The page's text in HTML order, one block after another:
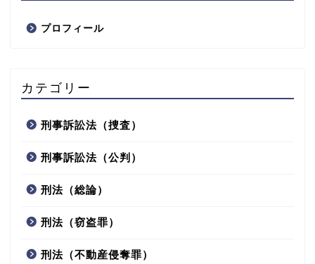
プロフィール
カテゴリー
刑事訴訟法（捜査）
刑事訴訟法（公判）
刑法（総論）
刑法（窃盗罪）
刑法（不動産侵奪罪）